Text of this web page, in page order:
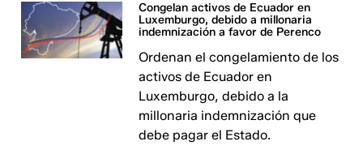
Congelan activos de Ecuador en
Luxemburgo, debido a millonaria
indemnización a favor de Perenco
Ordenan el congelamiento de los
activos de Ecuador en
Luxemburgo, debido a la
millonaria indemnización que
debe pagar el Estado.